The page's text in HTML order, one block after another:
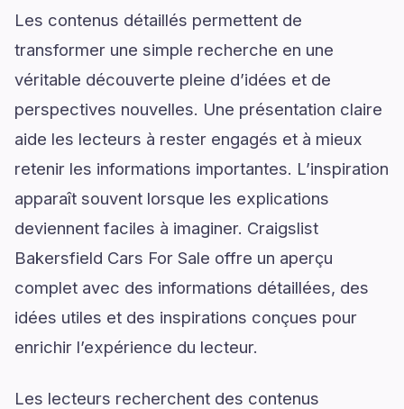
Les contenus détaillés permettent de
transformer une simple recherche en une
véritable découverte pleine d’idées et de
perspectives nouvelles. Une présentation claire
aide les lecteurs à rester engagés et à mieux
retenir les informations importantes. L’inspiration
apparaît souvent lorsque les explications
deviennent faciles à imaginer. Craigslist
Bakersfield Cars For Sale offre un aperçu
complet avec des informations détaillées, des
idées utiles et des inspirations conçues pour
enrichir l’expérience du lecteur.
Les lecteurs recherchent des contenus